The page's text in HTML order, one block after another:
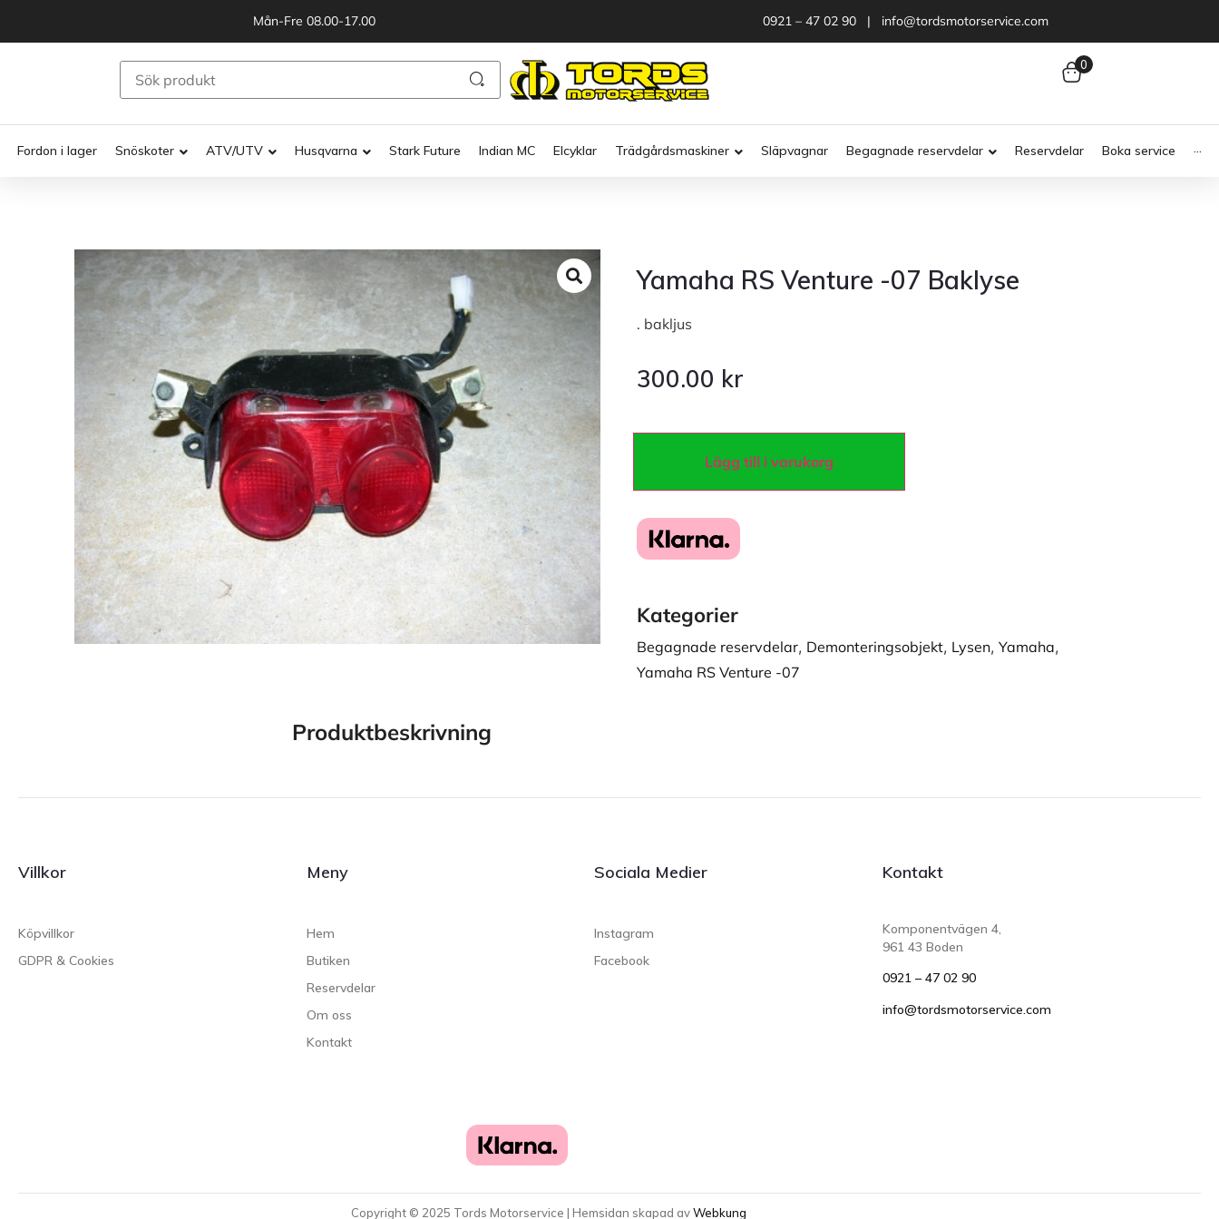
Mån-Fre 08.00-17.00 0921 – 47 02 90 | info@tordsmotorservice.com
0
Fordon i lager Snöskoter ATV/UTV Husqvarna Stark Future Indian MC Elcyklar Trädgårdsmaskiner Släpvagnar Begagnade reservdelar Reservdelar Boka service ···
Yamaha RS Venture -07 Baklyse
. bakljus
300.00 kr
Lägg till i varukorg
Kategorier
Begagnade reservdelar, Demonteringsobjekt, Lysen, Yamaha,
Yamaha RS Venture -07
Produktbeskrivning
Villkor
Köpvillkor
GDPR & Cookies
Meny
Hem
Butiken
Reservdelar
Om oss
Kontakt
Sociala Medier
Instagram
Facebook
Kontakt
Komponentvägen 4,
961 43 Boden
0921 – 47 02 90
info@tordsmotorservice.com
Copyright © 2025 Tords Motorservice | Hemsidan skapad avWebkung